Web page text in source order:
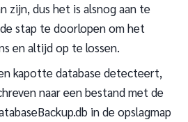
zijn, dus het is alsnog aan te
stap te doorlopen om het
en altijd op te lossen.
kapotte database detecteert,
naar een bestand met de
in de opslagmap